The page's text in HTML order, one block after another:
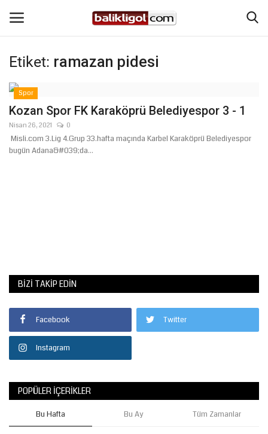
Giriş Yap Kaydol
Anasayfa
Köşe Yazıları
Gündem
Tekno Bilim
Ekonomi
Siyaset
Galeriler
Etiket: ramazan pidesi
Spor
Kozan Spor FK Karaköprü Belediyespor 3 - 1
Nisan 26, 2021 0
Misli.com 3.Lig 4.Grup 33.hafta maçında Karbel Karaköprü Belediyespor
bugün Adana&#039;da...
BIZI TAKIP EDIN
Facebook Twitter
Instagram
POPÜLER İÇERIKLER
Bu Hafta Bu Ay Tüm Zamanlar